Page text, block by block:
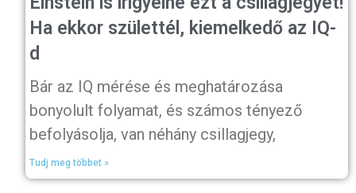
Ha ekkor születtél, kiemelkedő az IQ-
d
Bár az IQ mérése és meghatározása
bonyolult folyamat, és számos tényező
befolyásolja, van néhány csillagjegy,
Tudj meg többet »